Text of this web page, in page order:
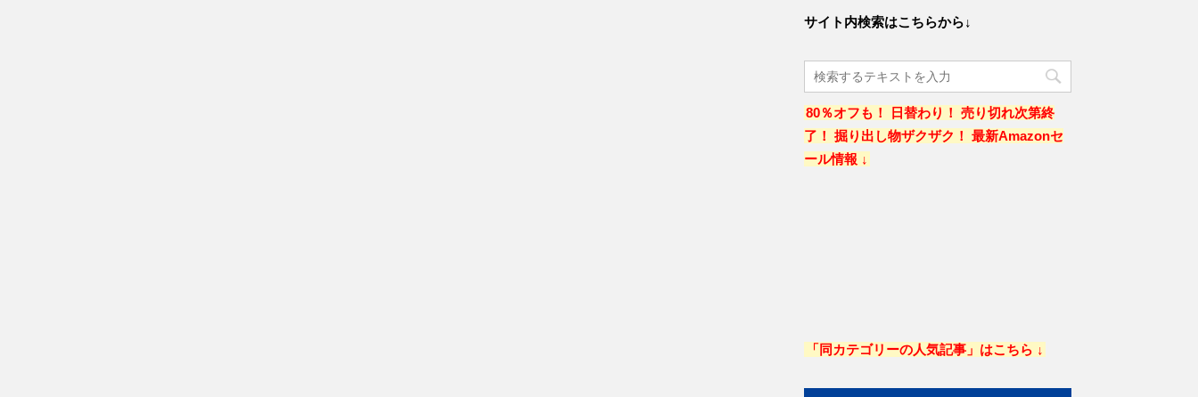
サイト内検索はこちらから↓
80％オフも！ 日替わり！ 売り切れ次第終
了！ 掘り出し物ザクザク！ 最新Amazonセ
ール情報 ↓
「同カテゴリーの人気記事」はこちら ↓